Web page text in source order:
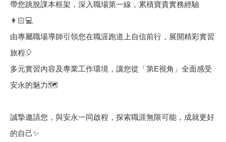
帶您跳脫課本框架，深入職場第一線，累積寶貴實務經驗
👩🏻💻
由專屬職場導師引領您在職涯跑道上自信前行，展開精彩實習
旅程🎈
多元實習內容及專業工作環境，讓您從「第E視角」全面感受
安永的魅力🗺️
誠摯邀請您，與安永一同啟程，探索職涯無限可能，成就更好
的自己✨